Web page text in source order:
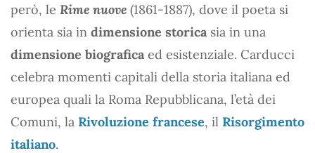
però, le Rime nuove (1861-1887), dove il poeta si
orienta sia in dimensione storica sia in una
dimensione biografica ed esistenziale. Carducci
celebra momenti capitali della storia italiana ed
europea quali la Roma Repubblicana, l’età dei
Comuni, la Rivoluzione francese, il Risorgimento
italiano.